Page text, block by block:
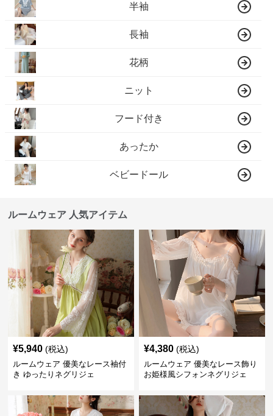
半袖
長袖
花柄
ニット
フード付き
あったか
ベビードール
ルームウェア 人気アイテム
¥5,940 (税込)
ルームウェア 優美なレース袖付
き ゆったりネグリジェ
¥4,380 (税込)
ルームウェア 優美なレース飾り
お姫様風シフォンネグリジェ